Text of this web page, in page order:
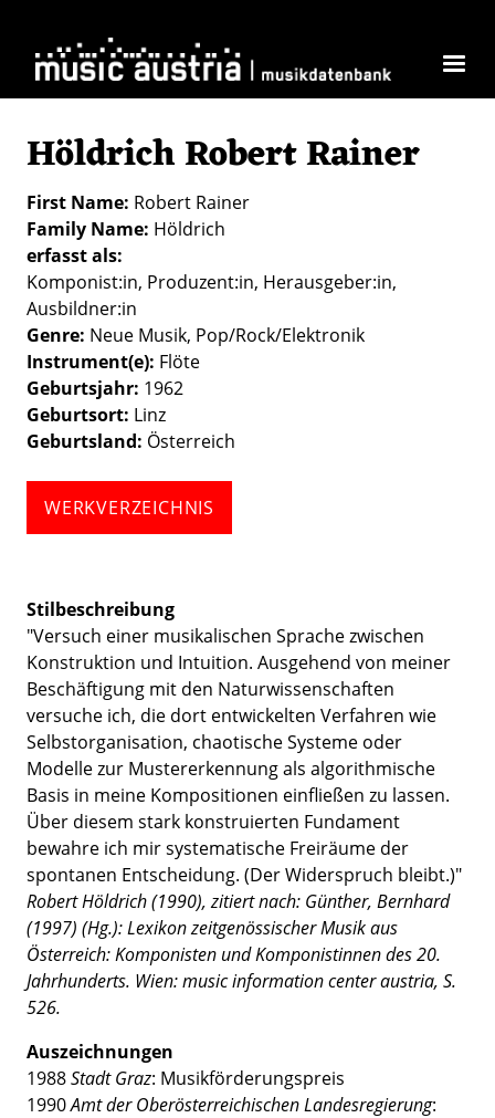
Höldrich Robert Rainer
First Name Robert Rainer
Family Name Höldrich
erfasst als
Komponist:in Produzent:in Herausgeber:in
Ausbildner:in
Genre Neue Musik Pop/Rock/Elektronik
Instrument(e) Flöte
Geburtsjahr 1962
Geburtsort Linz
Geburtsland Österreich
WERKVERZEICHNIS
Stilbeschreibung
"Versuch einer musikalischen Sprache zwischen
Konstruktion und Intuition. Ausgehend von meiner
Beschäftigung mit den Naturwissenschaften
versuche ich, die dort entwickelten Verfahren wie
Selbstorganisation, chaotische Systeme oder
Modelle zur Mustererkennung als algorithmische
Basis in meine Kompositionen einfließen zu lassen.
Über diesem stark konstruierten Fundament
bewahre ich mir systematische Freiräume der
spontanen Entscheidung. (Der Widerspruch bleibt.)"
Robert Höldrich (1990), zitiert nach: Günther, Bernhard
(1997) (Hg.): Lexikon zeitgenössischer Musik aus
Österreich: Komponisten und Komponistinnen des 20.
Jahrhunderts. Wien: music information center austria, S.
526.
Auszeichnungen
1988Stadt Graz: Musikförderungspreis
1990Amt der Oberösterreichischen Landesregierung: